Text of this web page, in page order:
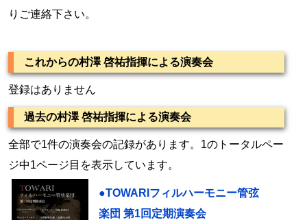
りご連絡下さい。
これからの村澤 啓祐指揮による演奏会
登録はありません
過去の村澤 啓祐指揮による演奏会
全部で1件の演奏会の記録があります。1のトータルペー
ジ中1ページ目を表示しています。
●TOWARIフィルハーモニー管弦
楽団 第1回定期演奏会